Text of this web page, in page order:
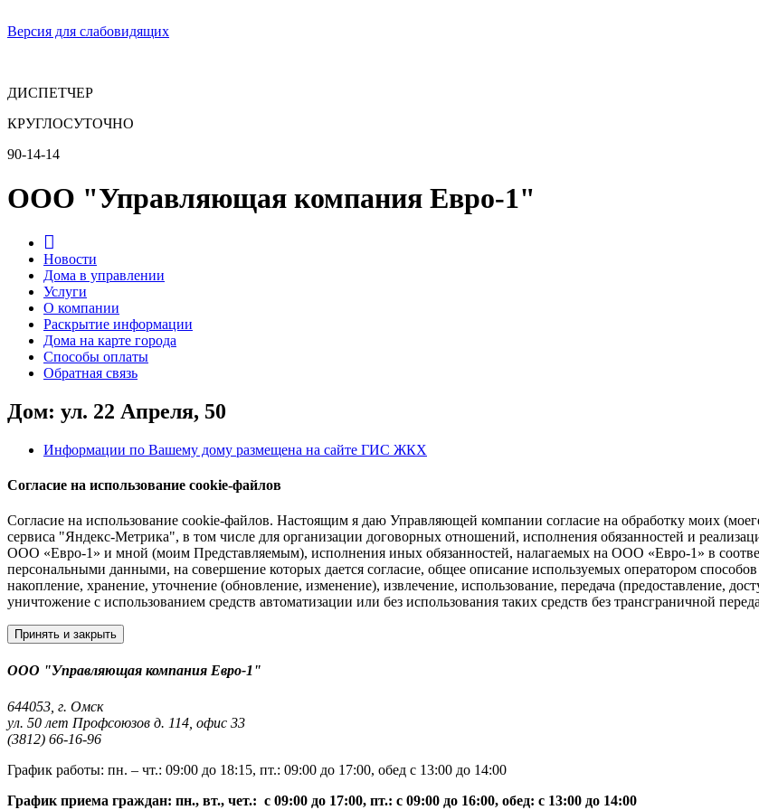
Версия для слабовидящих
ДИСПЕТЧЕР
КРУГЛОСУТОЧНО
90-14-14
ООО "Управляющая компания Евро-1"
Новости
Дома в управлении
Услуги
О компании
Раскрытие информации
Дома на карте города
Способы оплаты
Обратная связь
Дом: ул. 22 Апреля, 50
Информации по Вашему дому размещена на сайте ГИС ЖКХ
Согласие на использование cookie-файлов
Согласие на использование cookie-файлов. Настоящим я даю Управляющей компании согласие на обработку моих
сервиса "Яндекс-Метрика", в том числе для организации договорных отношений, исполнения обязанностей и
ООО «Евро-1» и мной (моим Представляемым), исполнения иных обязанностей, налагаемых на ООО «Евро-1» в
персональными данными, на совершение которых дается согласие, общее описание используемых оператором
накопление, хранение, уточнение (обновление, изменение), извлечение, использование, передача (предоставление,
уничтожение с использованием средств автоматизации или без использования таких средств без трансграничной
Принять и закрыть
ООО "Управляющая компания Евро-1"
644053, г. Омск
ул. 50 лет Профсоюзов д. 114, офис 33
(3812) 66-16-96
График работы: пн. – чт.: 09:00 до 18:15, пт.: 09:00 до 17:00, обед с 13:00 до 14:00
График приема граждан: пн., вт., чет.: с 09:00 до 17:00, пт.: с 09:00 до 16:00, обед: с 13:00 до 14:00